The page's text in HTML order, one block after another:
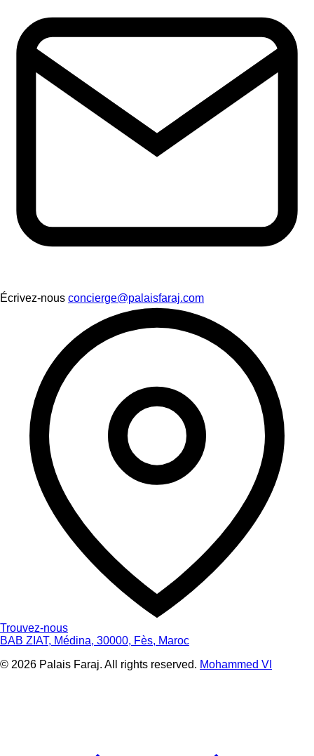
Écrivez-nous concierge@palaisfaraj.com
Trouvez-nous
BAB ZIAT, Médina, 30000, Fès, Maroc
© 2026 Palais Faraj. All rights reserved. Mohammed VI